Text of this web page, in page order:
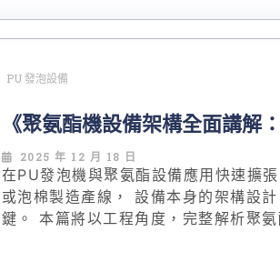
見錯誤，真正打造長期穩定、可量產
PU 發泡設備
《聚氨酯機設備架構全面講解
2025 年 12 月 18 日
在PU發泡機與聚氨酯設備應用快速擴
或泡棉製造產線， 設備本身的架構設
鍵。 本篇將以工程角度，完整解析聚氨酯機設備的三大核心系統： 混合、計量與溫